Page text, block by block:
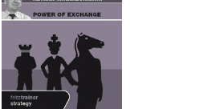
Training
Eröffnung
Mittelspiel
Endspiel
Master
Class
Weltmeisterschach